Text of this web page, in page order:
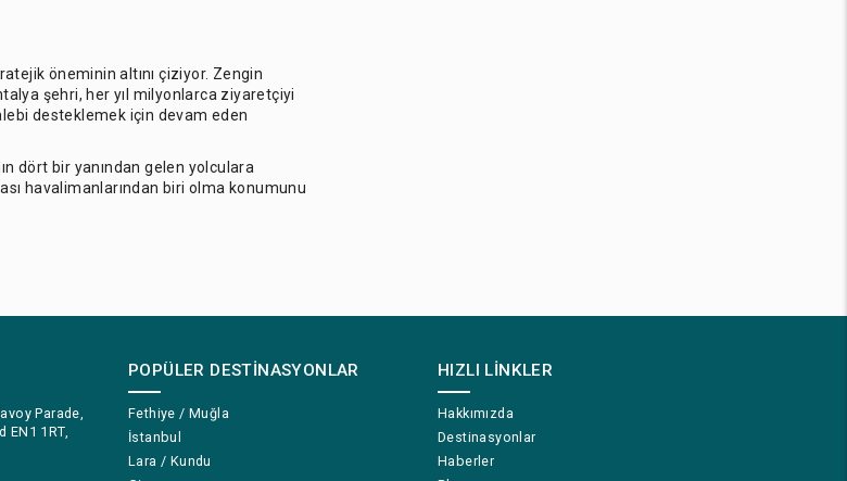
öneminin altını çiziyor. Zengin
şehri, her yıl milyonlarca ziyaretçiyi
desteklemek için devam eden
dört bir yanından gelen yolculara
havalimanlarından biri olma konumunu
Parade,
EN1 1RT,
POPÜLER DESTINASYONLAR
Fethiye / Muğla
İstanbul
Lara / Kundu
HIZLI LINKLER
Hakkımızda
Destinasyonlar
Haberler